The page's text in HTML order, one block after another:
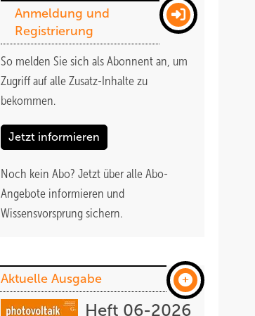
Anmeldung und
Registrierung
So melden Sie sich als Abonnent an, um
Zugriff auf alle Zusatz-Inhalte zu
bekommen.
Jetzt informieren
Noch kein Abo? Jetzt über alle Abo-
Angebote informieren und
Wissensvorsprung sichern.
Aktuelle Ausgabe
Heft 06-2026